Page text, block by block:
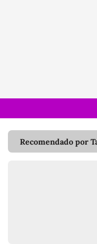
Recomendado por